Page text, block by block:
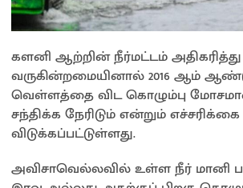
களனி ஆற்றின் நீர்மட்டம் அதிகரித்து
வருகின்றமையினால் 2016 ஆம்
வெள்ளத்தை விட கொழும்பு
சந்திக்க நேரிடும் என்றும் எச்சரிக்கை
விடுக்கப்பட்டுள்ளது.
அவிசாவெல்லவில் உள்ள நீர் மானி